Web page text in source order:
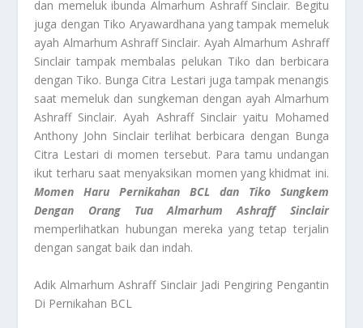
dan memeluk ibunda Almarhum Ashraff Sinclair. Begitu
juga dengan Tiko Aryawardhana yang tampak memeluk
ayah Almarhum Ashraff Sinclair. Ayah Almarhum Ashraff
Sinclair tampak membalas pelukan Tiko dan berbicara
dengan Tiko. Bunga Citra Lestari juga tampak menangis
saat memeluk dan sungkeman dengan ayah Almarhum
Ashraff Sinclair. Ayah Ashraff Sinclair yaitu Mohamed
Anthony John Sinclair terlihat berbicara dengan Bunga
Citra Lestari di momen tersebut. Para tamu undangan
ikut terharu saat menyaksikan momen yang khidmat ini.
Momen Haru Pernikahan BCL dan Tiko Sungkem
Dengan Orang Tua Almarhum Ashraff Sinclair
memperlihatkan hubungan mereka yang tetap terjalin
dengan sangat baik dan indah.
Adik Almarhum Ashraff Sinclair Jadi Pengiring Pengantin
Di Pernikahan BCL